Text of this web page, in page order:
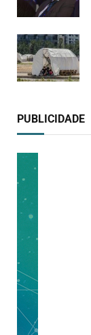
PUBLICIDADE